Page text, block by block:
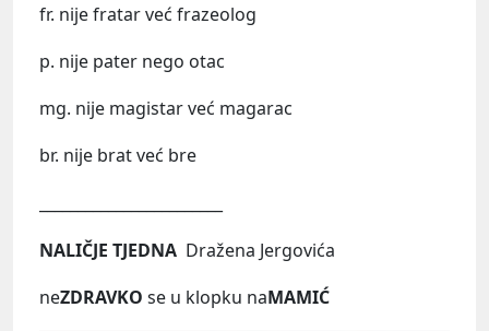
fr. nije fratar već frazeolog
p. nije pater nego otac
mg. nije magistar već magarac
br. nije brat već bre
NALIČJE TJEDNA Dražena Jergovića
neZDRAVKO se u klopku naMAMIĆ